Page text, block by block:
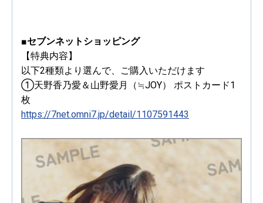
■セブンネットショッピング
【特典内容】
以下2種類より選んで、ご購入いただけます
①天野香乃愛＆山野愛月（≒JOY） ポストカード1
枚
https://7net.omni7.jp/detail/1107591443